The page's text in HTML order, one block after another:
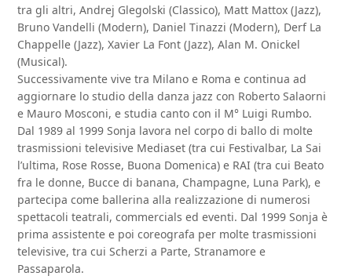
tra gli altri, Andrej Glegolski (Classico), Matt Mattox (Jazz),
Bruno Vandelli (Modern), Daniel Tinazzi (Modern), Derf La
Chappelle (Jazz), Xavier La Font (Jazz), Alan M. Onickel
(Musical).
Successivamente vive tra Milano e Roma e continua ad
aggiornare lo studio della danza jazz con Roberto Salaorni
e Mauro Mosconi, e studia canto con il M° Luigi Rumbo.
Dal 1989 al 1999 Sonja lavora nel corpo di ballo di molte
trasmissioni televisive Mediaset (tra cui Festivalbar, La Sai
l’ultima, Rose Rosse, Buona Domenica) e RAI (tra cui Beato
fra le donne, Bucce di banana, Champagne, Luna Park), e
partecipa come ballerina alla realizzazione di numerosi
spettacoli teatrali, commercials ed eventi. Dal 1999 Sonja è
prima assistente e poi coreografa per molte trasmissioni
televisive, tra cui Scherzi a Parte, Stranamore e
Passaparola.